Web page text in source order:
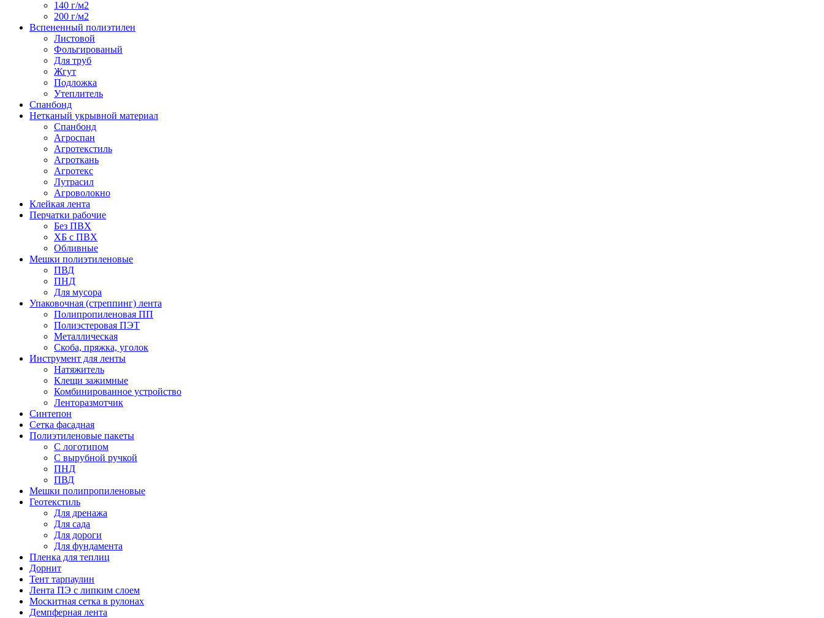
140 г/м2
200 г/м2
Вспененный полиэтилен
Листовой
Фольгированый
Для труб
Жгут
Подложка
Утеплитель
Спанбонд
Нетканый укрывной материал
Спанбонд
Агроспан
Агротекстиль
Агроткань
Агротекс
Лутрасил
Агроволокно
Клейкая лента
Перчатки рабочие
Без ПВХ
ХБ с ПВХ
Обливные
Мешки полиэтиленовые
ПВД
ПНД
Для мусора
Упаковочная (стреппинг) лента
Полипропиленовая ПП
Полиэстеровая ПЭТ
Металлическая
Скоба, пряжка, уголок
Инструмент для ленты
Натяжитель
Клещи зажимные
Комбинированное устройство
Ленторазмотчик
Синтепон
Сетка фасадная
Полиэтиленовые пакеты
С логотипом
С вырубной ручкой
ПНД
ПВД
Мешки полипропиленовые
Геотекстиль
Для дренажа
Для сада
Для дороги
Для фундамента
Пленка для теплиц
Дорнит
Тент тарпаулин
Лента ПЭ с липким слоем
Москитная сетка в рулонах
Демпферная лента